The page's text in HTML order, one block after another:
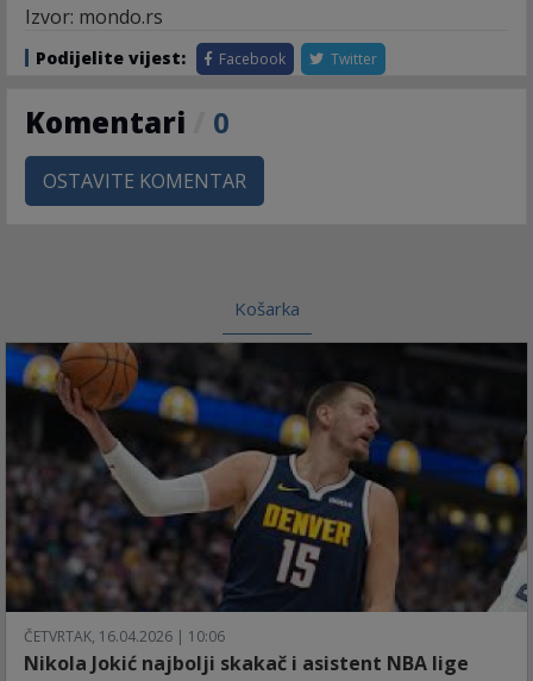
Izvor: mondo.rs
Podijelite vijest: Facebook Twitter
Komentari 0
OSTAVITE KOMENTAR
Košarka
ČETVRTAK, 16.04.2026 | 10:06
Nikola Jokić najbolji skakač i asistent NBA lige